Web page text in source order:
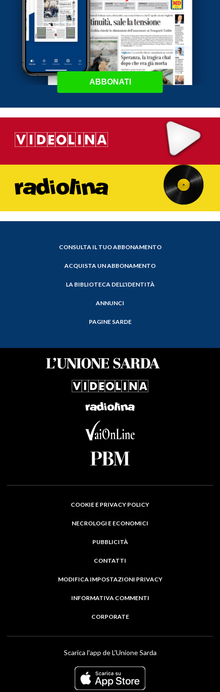
ABBONATI
CONSULTA IL TUO ABBONAMENTO
ACQUISTA UN ABBONAMENTO
LA BIBLIOTECA DELL'IDENTITÀ
ANNUNCI
PAGINE SARDE
COOKIE E PRIVACY POLICY
NECROLOGI E ECONOMICI
PUBBLICITÀ
CONTATTI
MODIFICA IMPOSTAZIONI PRIVACY
INFORMATIVA COMMENTI
CORPORATE
Scarica l'app de L'Unione Sarda